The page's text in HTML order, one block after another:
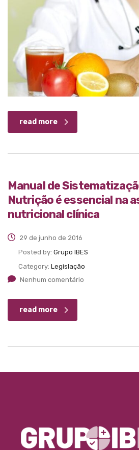
read more
Manual de
Nutrição é essencial na
nutricional clínica
29 de junho de 2016
Posted by: Grupo IBES
Category: Legislação
Nenhum comentário
read more